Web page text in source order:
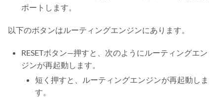
ポートします。
以下のボタンはルーティングエンジンにあります。
RESETボタン—押すと、次のようにルーティングエン
ジンが再起動します。
短く押すと、ルーティングエンジンが再起動しま
す。